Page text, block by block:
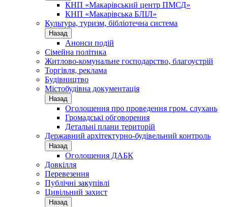
КНП «Макарівський центр ПМСД»
КНП «Макарівська БЛІЛ»
Культура, туризм, бібліотечна система
Назад
Анонси подій
Сімейна політика
Житлово-комунальне господарство, благоустрій
Торгівля, реклама
Будівництво
Містобудівна документація
Назад
Оголошення про проведення гром. слухань
Громадські обговорення
Детальні плани територій
Державний архітектурно-будівельний контроль
Назад
Оголошення ДАБК
Довкілля
Перевезення
Публічні закупівлі
Цивільний захист
Назад